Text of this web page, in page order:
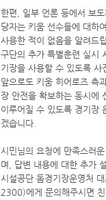
한편, 일부 언론 등에서 보
당자는 키움 선수들에 대하
사용한 적이 없음을 알려드
구단의 추가 특별훈련 실시
기장을 사용할 수 있도록 사
앞으로도 키움 히어로즈 측
장 안전을 확보하는 동시에
이루어질 수 있도록 경기장
겠습니다.
시민님의 요청에 만족스러
며, 답변 내용에 대한 추가
시설공단 돔경기장운영처
2300)에게 문의해주시면